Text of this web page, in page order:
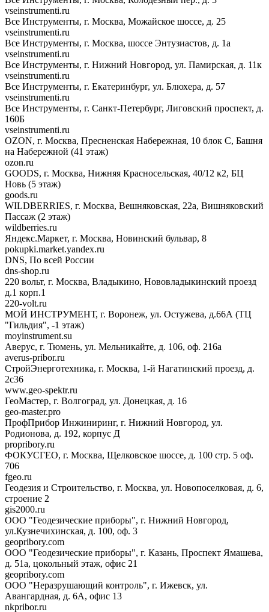
vseinstrumenti.ru
Все Инструменты, г. Москва, Можайское шоссе, д. 25
vseinstrumenti.ru
Все Инструменты, г. Москва, шоссе Энтузиастов, д. 1а
vseinstrumenti.ru
Все Инструменты, г. Нижний Новгород, ул. Памирская, д. 11к
vseinstrumenti.ru
Все Инструменты, г. Екатеринбург, ул. Блюхера, д. 57
vseinstrumenti.ru
Все Инструменты, г. Санкт-Петербург, Лиговский проспект, д.
160Б
vseinstrumenti.ru
OZON, г. Москва, Пресненская Набережная, 10 блок С, Башня
на Набережной (41 этаж)
ozon.ru
GOODS, г. Москва, Нижняя Красносельская, 40/12 к2, БЦ
Новь (5 этаж)
goods.ru
WILDBERRIES, г. Москва, Вешняковская, 22а, Вишняковский
Пассаж (2 этаж)
wildberries.ru
Яндекс.Маркет, г. Москва, Новинский бульвар, 8
pokupki.market.yandex.ru
DNS, По всей России
dns-shop.ru
220 вольт, г. Москва, Владыкино, Нововладыкинский проезд
д.1 корп.1
220-volt.ru
МОЙ ИНСТРУМЕНТ, г. Воронеж, ул. Остужева, д.66А (ТЦ
"Гильдия", -1 этаж)
moyinstrument.su
Аверус, г. Тюмень, ул. Мельникайте, д. 106, оф. 216а
averus-pribor.ru
СтройЭнерготехника, г. Москва, 1-й Нагатинский проезд, д.
2с36
www.geo-spektr.ru
ГеоМастер, г. Волгоград, ул. Донецкая, д. 16
geo-master.pro
ПрофПрибор Инжиниринг, г. Нижний Новгород, ул.
Родионова, д. 192, корпус Д
propribory.ru
ФОКУСГЕО, г. Москва, Щелковское шоссе, д. 100 стр. 5 оф.
706
fgeo.ru
Геодезия и Строительство, г. Москва, ул. Новопоселковая, д. 6,
строение 2
gis2000.ru
ООО "Геодезические приборы", г. Нижний Новгород,
ул.Кузнечихинская, д. 100, оф. 3
geopribory.com
ООО "Геодезические приборы", г. Казань, Проспект Ямашева,
д. 51а, цокольный этаж, офис 21
geopribory.com
ООО "Неразрушающий контроль", г. Ижевск, ул.
Авангардная, д. 6A, офис 13
nkpribor.ru